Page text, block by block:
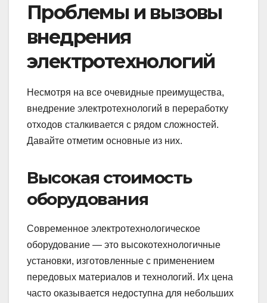
Проблемы и вызовы
внедрения
электротехнологий
Несмотря на все очевидные преимущества,
внедрение электротехнологий в переработку
отходов сталкивается с рядом сложностей.
Давайте отметим основные из них.
Высокая стоимость
оборудования
Современное электротехнологическое
оборудование — это высокотехнологичные
установки, изготовленные с применением
передовых материалов и технологий. Их цена
часто оказывается недоступна для небольших